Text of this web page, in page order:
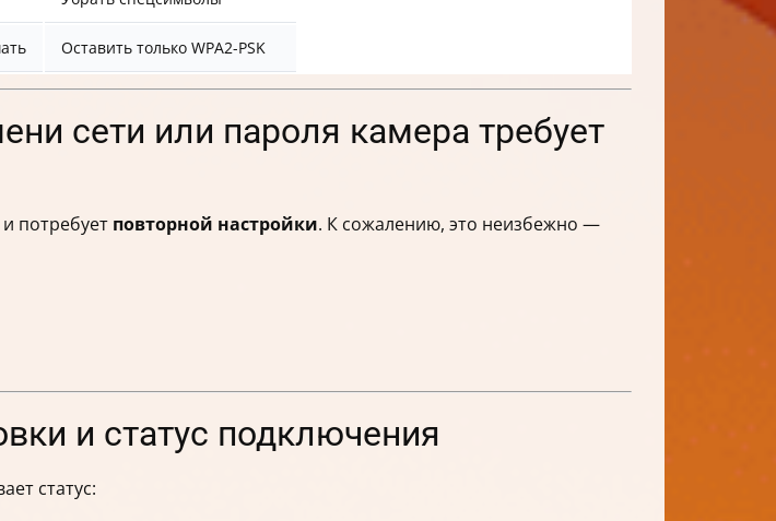
Оставить только WPA2-PSK
сети или пароля камера требует
потребует повторной настройки. К сожалению, это неизбежно —
и статус подключения
статус: